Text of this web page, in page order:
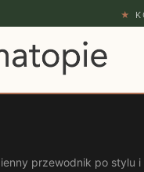
★
przewodnik po stylu i